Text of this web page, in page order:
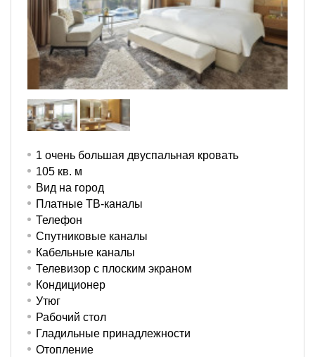
1 очень большая двуспальная кровать
105 кв. м
Вид на город
Платные ТВ-каналы
Телефон
Спутниковые каналы
Кабельные каналы
Телевизор с плоским экраном
Кондиционер
Утюг
Рабочий стол
Гладильные принадлежности
Отопление